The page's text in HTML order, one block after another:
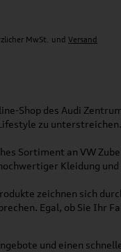
MwSt. und Versand
Shop des Audi
zu
Sortiment an VW
Kleidung
zeichnen sich
Egal, ob Sie Ihr
und einen